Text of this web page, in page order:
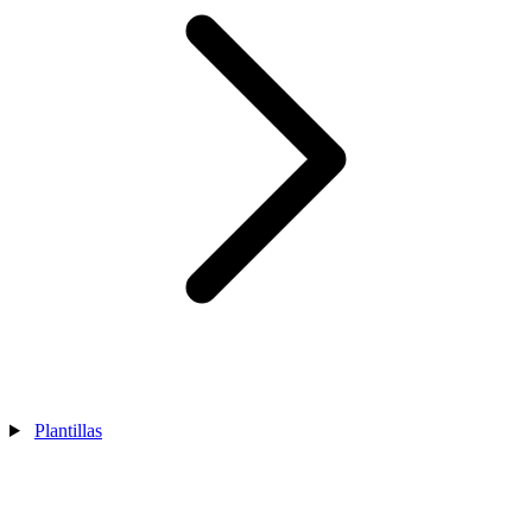
Plantillas